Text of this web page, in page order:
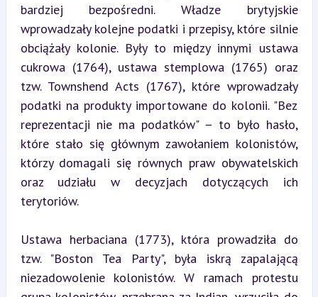
bardziej bezpośredni. Władze brytyjskie
wprowadzały kolejne podatki i przepisy, które silnie
obciążały kolonie. Były to między innymi ustawa
cukrowa (1764), ustawa stemplowa (1765) oraz
tzw. Townshend Acts (1767), które wprowadzały
podatki na produkty importowane do kolonii. "Bez
reprezentacji nie ma podatków" – to było hasło,
które stało się głównym zawołaniem kolonistów,
którzy domagali się równych praw obywatelskich
oraz udziału w decyzjach dotyczących ich
terytoriów.
Ustawa herbaciana (1773), która prowadziła do
tzw. "Boston Tea Party", była iskrą zapalającą
niezadowolenie kolonistów. W ramach protestu